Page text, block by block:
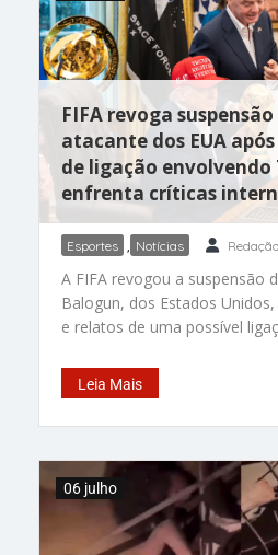
FIFA revoga
atacante dos EUA
de ligação envolvendo
enfrenta críticas
Esportes , Notícias Redação
A FIFA revogou a suspensão
Balogun, dos Estados
e relatos de uma possível
Infantino. (Foto: Reprodução/
decisão da FIFA de cancelar a
atacante Folarin Balogun, da
Com a mudança, o jogador,
expulso na partida contra a
Herzegovina, está liberado
Bélgica nesta segunda-feira (6
Leia Mais
06 julho